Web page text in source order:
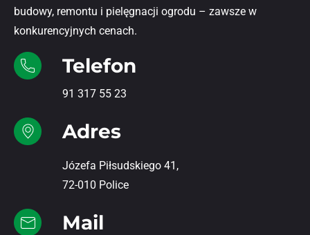
budowy, remontu i pielęgnacji ogrodu – zawsze w
konkurencyjnych cenach.
Telefon
91 317 55 23
Adres
Józefa Piłsudskiego 41,
72-010 Police
Mail